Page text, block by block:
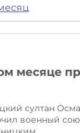
месяце
султан
военный